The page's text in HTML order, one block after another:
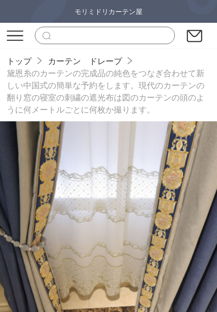
モリミドリカーテン屋
トップ
カーテン ドレープ
黛恩糸のカーテンの完成品の純色をつなぎ合わせて新
しい中国式の簡単な予約をします。現代のカーテンの
翻り窓の寝室の刺繍の遮光布は図のカーテンの頭のよ
うに何メートルごとに何枚か撮ります。